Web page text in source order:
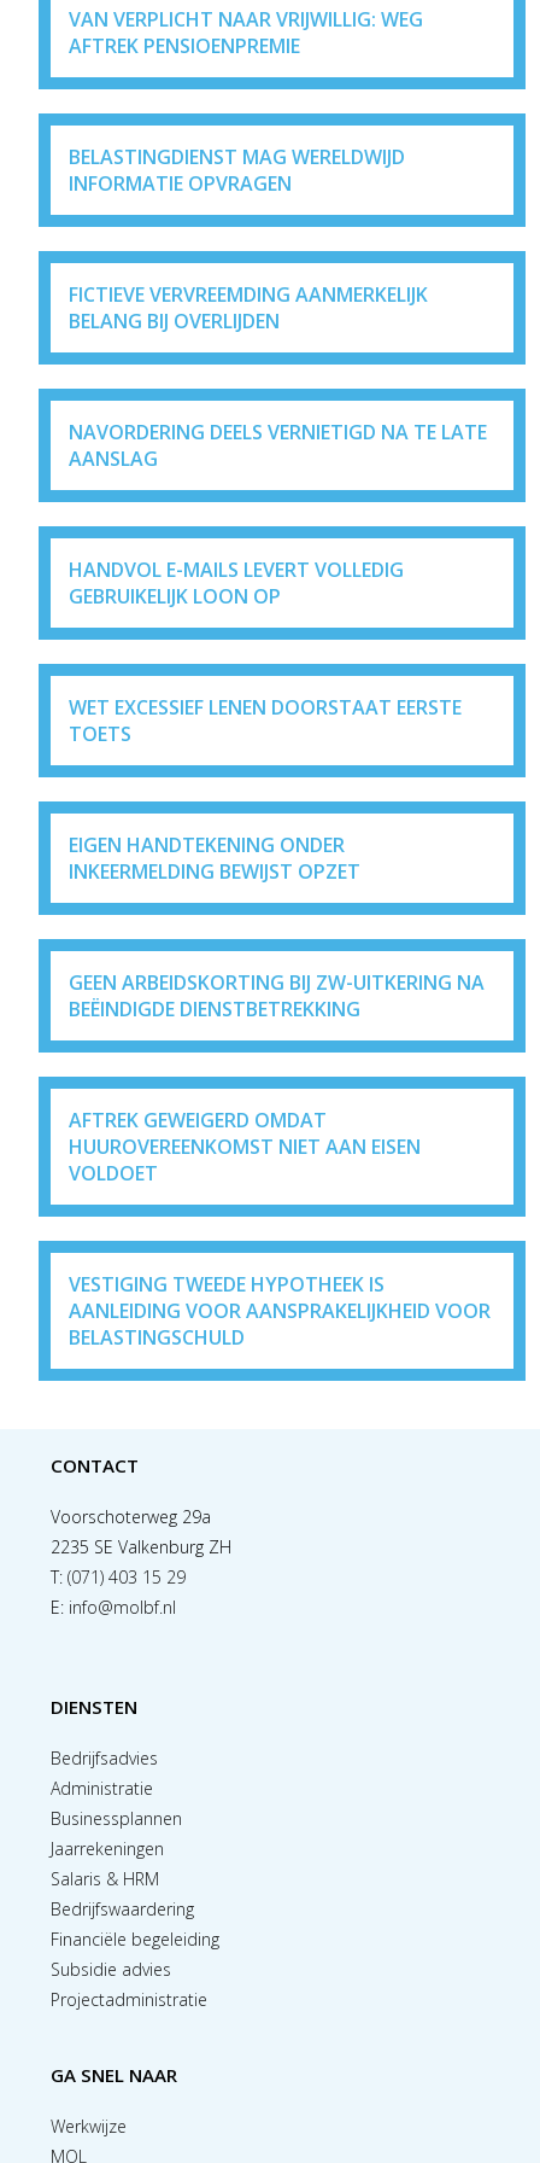
VAN VERPLICHT NAAR VRIJWILLIG: WEG
AFTREK PENSIOENPREMIE
BELASTINGDIENST MAG WERELDWIJD
INFORMATIE OPVRAGEN
FICTIEVE VERVREEMDING AANMERKELIJK
BELANG BIJ OVERLIJDEN
NAVORDERING DEELS VERNIETIGD NA TE LATE
AANSLAG
HANDVOL E-MAILS LEVERT VOLLEDIG
GEBRUIKELIJK LOON OP
WET EXCESSIEF LENEN DOORSTAAT EERSTE
TOETS
EIGEN HANDTEKENING ONDER
INKEERMELDING BEWIJST OPZET
GEEN ARBEIDSKORTING BIJ ZW-UITKERING NA
BEËINDIGDE DIENSTBETREKKING
AFTREK GEWEIGERD OMDAT
HUUROVEREENKOMST NIET AAN EISEN
VOLDOET
VESTIGING TWEEDE HYPOTHEEK IS
AANLEIDING VOOR AANSPRAKELIJKHEID VOOR
BELASTINGSCHULD
CONTACT
Voorschoterweg 29a
2235 SE Valkenburg ZH
T:(071) 403 15 29
E: info@molbf.nl
DIENSTEN
Bedrijfsadvies
Administratie
Businessplannen
Jaarrekeningen
Salaris & HRM
Bedrijfswaardering
Financiële begeleiding
Subsidie advies
Projectadministratie
GA SNEL NAAR
Werkwijze
MOL